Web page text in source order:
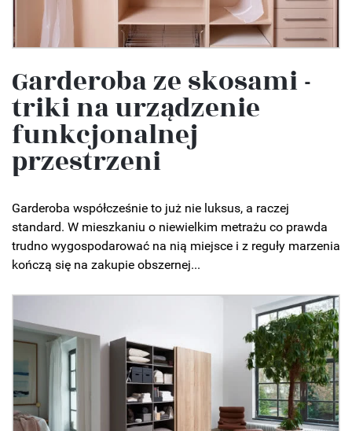
Garderoba ze skosami -
triki na urządzenie
funkcjonalnej
przestrzeni
Garderoba współcześnie to już nie luksus, a raczej
standard. W mieszkaniu o niewielkim metrażu co prawda
trudno wygospodarować na nią miejsce i z reguły marzenia
kończą się na zakupie obszernej...